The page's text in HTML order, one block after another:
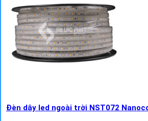
Đèn dây led ngoài trời NST072